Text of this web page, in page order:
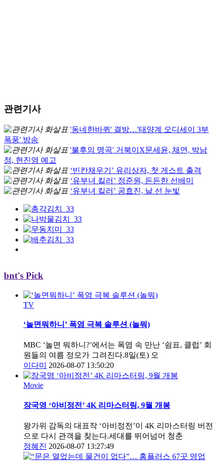
관련기사
'동네한바퀴' 결방…'태양계 오디세이 3부
폭풍' 방송
'불후의 명곡' 거북이X문세윤, 채연, 박남
정, 현진영 예고
‘빈칸채우기’ 유리상자, 첫 게스트 출격
‘유부녀 킬러’ 정준원, 든든한 선배미
‘유부녀 킬러’ 공효진, 날 선 눈빛
bnt's Pick
TV
‘놀면뭐하니’ 폭염 극복 솔루션 (놀뭐)
MBC ‘놀면 뭐하니?’에서는 폭염 속 만난 ‘쉼표, 클럽’ 회
원들의 여름 정모가 그려진다.8일(토) 오
이다미
2026-08-07 13:50:20
Movie
장국영 ‘아비정전’ 4K 리마스터링, 9월 개봉
왕가위 감독의 대표작 ‘아비정전’이 4K 리마스터링 버전
으로 다시 관객을 찾는다.세대를 뛰어넘어 청춘
정혜진 2026-08-07 13:27:49